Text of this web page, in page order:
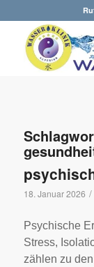
18. Januar 2026 /
Psychische
Stress,
zählen zu